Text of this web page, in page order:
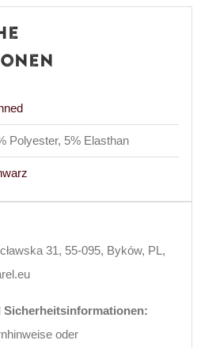
Polyester, 5% Elasthan
31, 55-095, Byków, PL,
Sicherheitsinformationen:
oder